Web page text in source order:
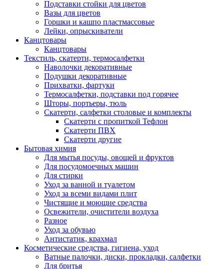
Подставки стойки для цветов
Вазы для цветов
Горшки и кашпо пластмассовые
Лейки, опрыскиватели
Канцтовары
Канцтовары
Текстиль, скатерти, термосалфетки
Наволочки декоративные
Подушки декоративные
Прихватки, фартуки
Термосалфетки, подставки под горячее
Шторы, портьеры, тюль
Скатерти, салфетки столовые и комплекты
Скатерти с пропиткой Тефлон
Скатерти ПВХ
Скатерти другие
Бытовая химия
Для мытья посуды, овощей и фруктов
Для посудомоечных машин
Для стирки
Уход за ванной и туалетом
Уход за всеми видами плит
Чистящие и моющие средства
Освежители, очистители воздуха
Разное
Уход за обувью
Антистатик, крахмал
Косметические средства, гигиена, уход
Ватные палочки, диски, прокладки, салфетки
Для бритья